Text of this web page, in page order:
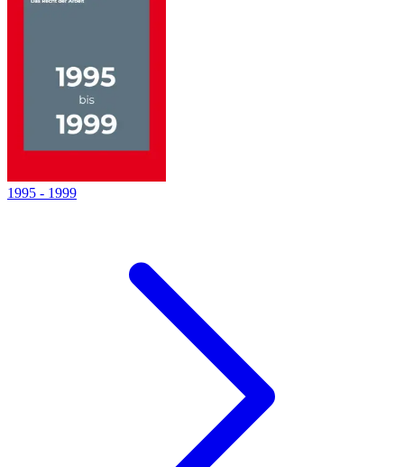
1995 - 1999